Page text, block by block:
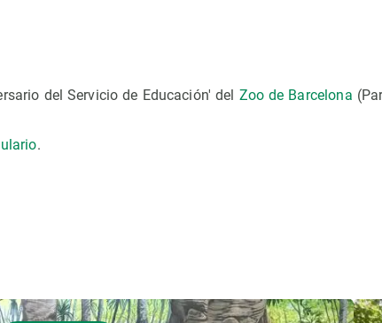
del Servicio de Educación' del Zoo de Barcelona
.